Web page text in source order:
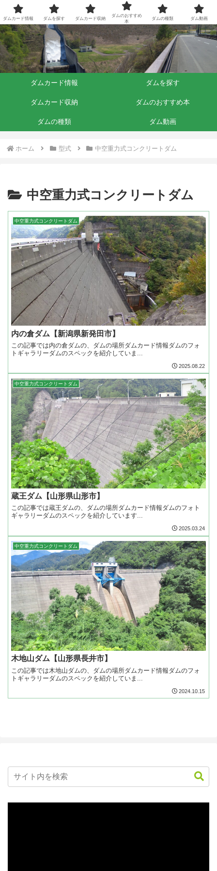
ダムくらぶ
ダムカード情報 ダムを探す
ダムカード収納 ダムのおすすめ本
ダムの種類 ダム動画
ホーム 型式 中空重力式コンクリートダム
中空重力式コンクリートダム
中空重力式コンクリートダム
内の倉ダム【新潟県新発田市】
この記事では内の倉ダムの、ダムの場所ダムカード情報ダムのフォ
トギャラリーダムのスペックを紹介していま...
2025.08.22
中空重力式コンクリートダム
蔵王ダム【山形県山形市】
この記事では蔵王ダムの、ダムの場所ダムカード情報ダムのフォト
ギャラリーダムのスペックを紹介しています...
2025.03.24
中空重力式コンクリートダム
木地山ダム【山形県長井市】
この記事では木地山ダムの、ダムの場所ダムカード情報ダムのフォ
トギャラリーダムのスペックを紹介していま...
2024.10.15
ダムカード情報 ダムを探す ダムカード収納
ダムのおすすめ
本
ダムの種類 ダム動画